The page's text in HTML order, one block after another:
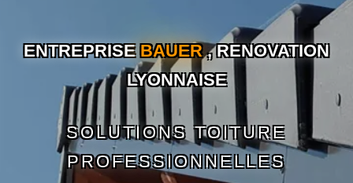
ENTREPRISEBAUER, RENOVATION
LYONNAISE
SOLUTIONS TOITURE
PROFESSIONNELLES